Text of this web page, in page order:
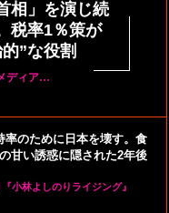
相」を演じ続
税率1％策が
”な役割
ディア…
率のために日本を壊す。食
甘い誘惑に隠された2年後
小林よしのりライジング』